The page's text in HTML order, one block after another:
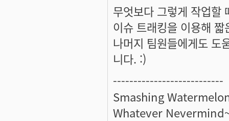
무엇보다 그렇게 작업할
이슈 트래킹을 이용해
나머지 팀원들에게도 도
니다. :)
---------------------------
Smashing
Whatever